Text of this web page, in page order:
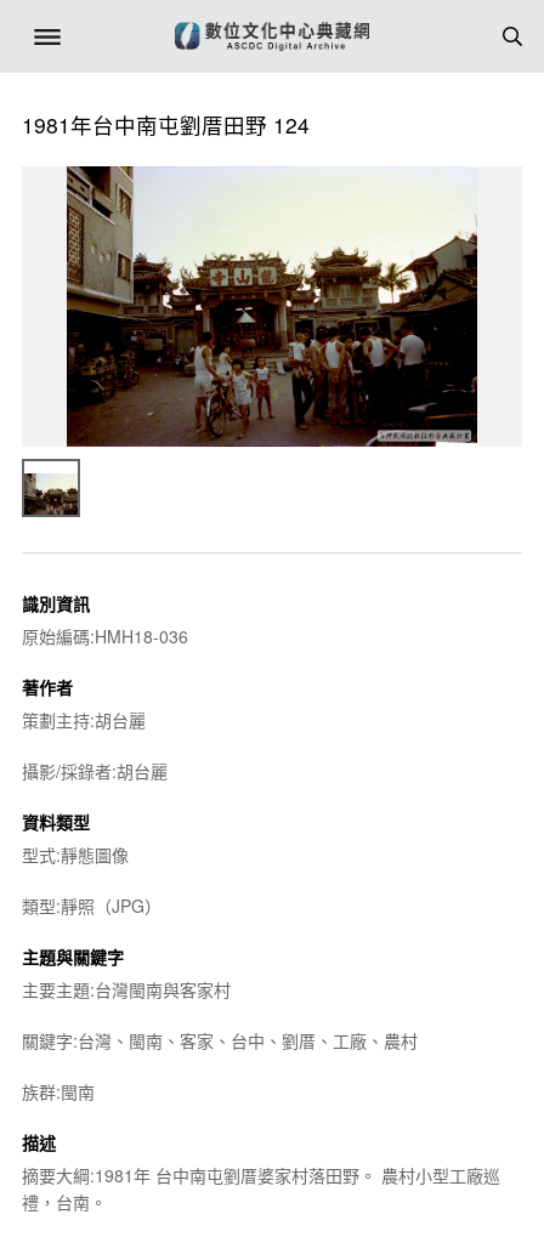
1981年台中南屯劉厝田野 124
識別資訊
原始編碼:HMH18-036
著作者
策劃主持:胡台麗
攝影/採錄者:胡台麗
資料類型
型式:靜態圖像
類型:靜照（JPG）
主題與關鍵字
主要主題:台灣閩南與客家村
關鍵字:台灣、閩南、客家、台中、劉厝、工廠、農村
族群:閩南
描述
摘要大綱:1981年 台中南屯劉厝婆家村落田野。 農村小型工廠巡
禮，台南。